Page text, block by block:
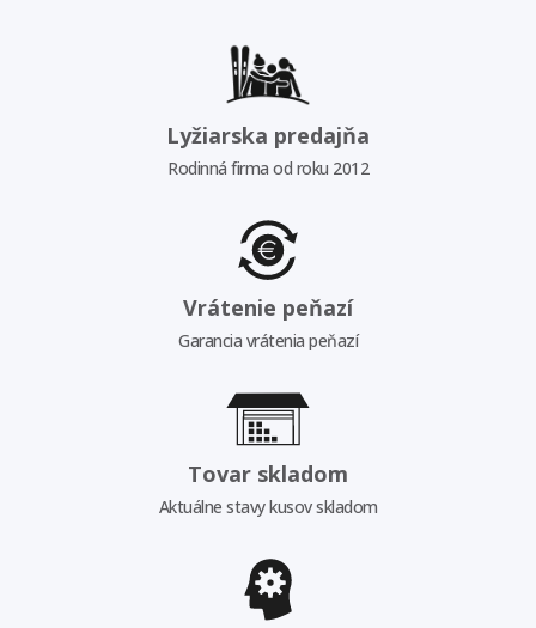
Lyžiarska predajňa
Rodinná firma od roku 2012
Vrátenie peňazí
Garancia vrátenia peňazí
Tovar skladom
Aktuálne stavy kusov skladom